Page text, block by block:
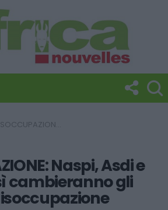
Naspi, Asdi e Dis-coll, così cambieranno gli assegni di disoccupazione
Naspi, Asdi e
cambieranno gli